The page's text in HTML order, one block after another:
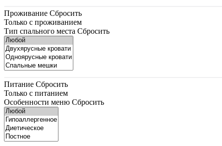
Проживание Сбросить
Только с проживанием
Тип спального места Сбросить
Питание Сбросить
Только с питанием
Особенности меню Сбросить